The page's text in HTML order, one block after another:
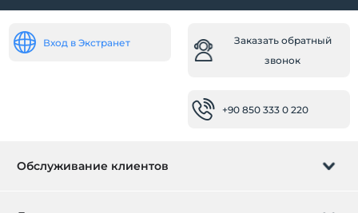
Службы
Telefon
Вход в Экстранет
Заказать обратный
звонок
+90 850 333 0 220
Обслуживание клиентов